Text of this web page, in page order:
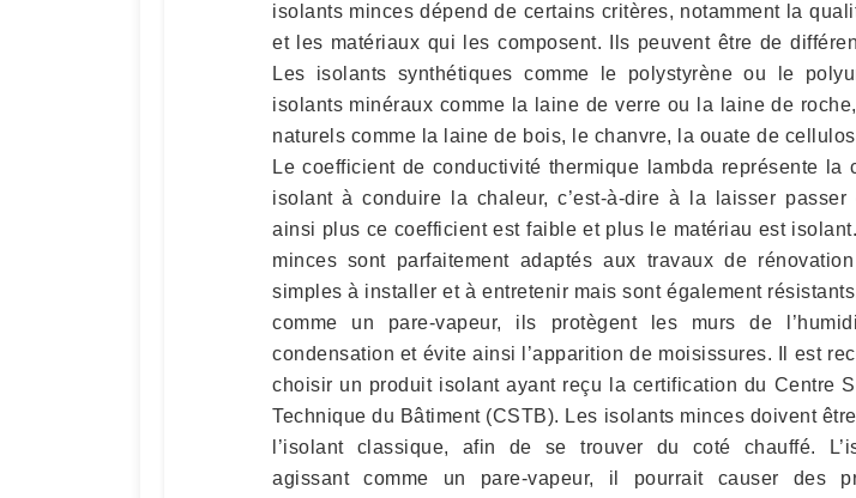
isolants minces dépend de certains critères, notamment la
et les matériaux qui les composent. Ils peuvent être de
Les isolants synthétiques comme le polystyrène ou le
isolants minéraux comme la laine de verre ou la laine de
naturels comme la laine de bois, le chanvre, la ouate de
Le coefficient de conductivité thermique lambda représente la
isolant à conduire la chaleur, c’est-à-dire à la laisser passer
ainsi plus ce coefficient est faible et plus le matériau est
minces sont parfaitement adaptés aux travaux de
simples à installer et à entretenir mais sont également
comme un pare-vapeur, ils protègent les murs de
condensation et évite ainsi l’apparition de moisissures. Il est
choisir un produit isolant ayant reçu la certification du Centre
Technique du Bâtiment (CSTB). Les isolants minces doivent
l’isolant classique, afin de se trouver du coté chauffé.
agissant comme un pare-vapeur, il pourrait causer des